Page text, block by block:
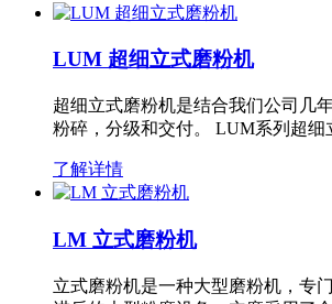
LUM 超细立式磨粉机
超细立式磨粉机是结合我们公司几
粉碎，分级和交付。 LUM系列超
了解详情
LM 立式磨粉机
立式磨粉机是一种大型磨粉机，专